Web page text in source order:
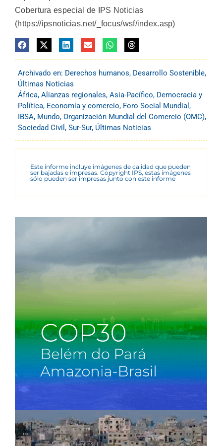
Cobertura especial de IPS Noticias
(https://ipsnoticias.net/_focus/wsf/index.asp)
Archivado en: Derechos humanos, Desarrollo Sostenible,
Últimas Noticias
África, Alianzas regionales, Asia-Pacífico, Democracia y
Política, Economía y comercio, Foro Social Mundial ,
IBSA, Mundo, Organización Mundial del Comercio (OMC),
Sociedad Civil , Sur-Sur, Últimas Noticias
Este informe incluye imágenes de calidad que pueden
ser bajadas e impresas. Copyright IPS, estas imágenes
sólo pueden ser impresas junto con este informe